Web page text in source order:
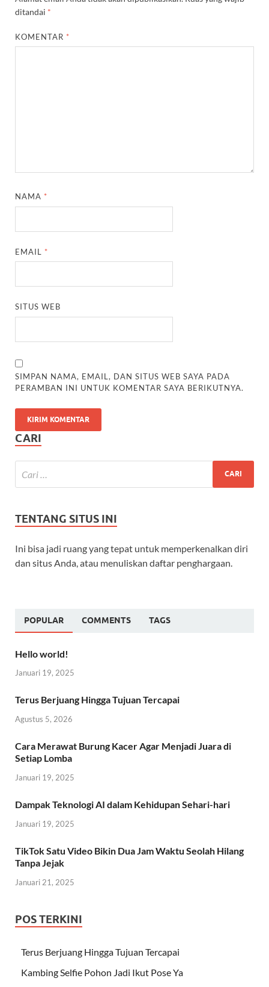
ditandai *
KOMENTAR *
NAMA *
EMAIL *
SITUS WEB
SIMPAN NAMA, EMAIL, DAN SITUS WEB SAYA PADA
PERAMBAN INI UNTUK KOMENTAR SAYA BERIKUTNYA.
CARI
TENTANG SITUS INI
Ini bisa jadi ruang yang tepat untuk memperkenalkan diri
dan situs Anda, atau menuliskan daftar penghargaan.
POPULAR COMMENTS TAGS
Hello world!
Januari 19, 2025
Terus Berjuang Hingga Tujuan Tercapai
Agustus 5, 2026
Cara Merawat Burung Kacer Agar Menjadi Juara di
Setiap Lomba
Januari 19, 2025
Dampak Teknologi AI dalam Kehidupan Sehari-hari
Januari 19, 2025
TikTok Satu Video Bikin Dua Jam Waktu Seolah Hilang
Tanpa Jejak
Januari 21, 2025
POS TERKINI
Terus Berjuang Hingga Tujuan Tercapai
Kambing Selfie Pohon Jadi Ikut Pose Ya